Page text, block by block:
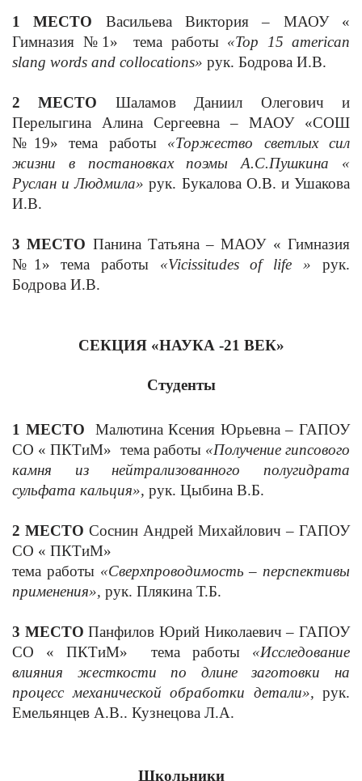
1 МЕСТО Васильева Виктория – МАОУ «
Гимназия №1»
тема работы «Top 15 american
slang words and collocations» рук. Бодрова И.В.
2 МЕСТО Шаламов Даниил Олегович и
Перелыгина Алина Сергеевна – МАОУ «СОШ
№19» тема работы «Торжество светлых сил
жизни в постановках поэмы А.С.Пушкина «
Руслан и Людмила»рук. Букалова О.В. и Ушакова
И.В.
3 МЕСТО Панина Татьяна – МАОУ « Гимназия
№1»
тема работы «Vicissitudes of life » рук.
Бодрова И.В.
СЕКЦИЯ «НАУКА -21 ВЕК»
Студенты
1 МЕСТО Малютина Ксения Юрьевна – ГАПОУ
СО « ПКТиМ» тема работы «Получение гипсового
камня из нейтрализованного полугидрата
сульфата кальция», рук. Цыбина В.Б.
2 МЕСТО Соснин Андрей Михайлович – ГАПОУ
СО « ПКТиМ»
тема работы «Сверхпроводимость – перспективы
применения», рук. Плякина Т.Б.
3 МЕСТОПанфилов Юрий Николаевич – ГАПОУ
СО « ПКТиМ» тема работы «Исследование
влияния жесткости по длине заготовки на
процесс механической обработки детали», рук.
Емельянцев А.В.. Кузнецова Л.А.
Школьники